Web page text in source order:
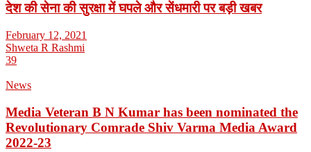
देश की सेना की सुरक्षा में घपले और सेंधमारी पर बड़ी खबर
February 12, 2021
Shweta R Rashmi
39
News
Media Veteran B N Kumar has been nominated the
Revolutionary Comrade Shiv Varma Media Award
2022-23